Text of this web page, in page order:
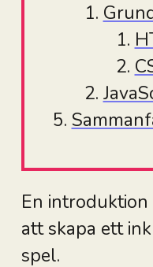
En
att skapa ett
spel.